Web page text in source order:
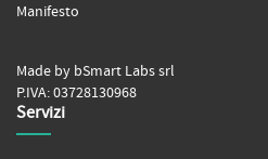
Manifesto
Made by bSmart Labs srl
P.IVA: 03728130968
Servizi